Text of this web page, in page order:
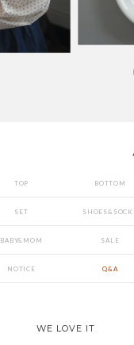
TOP BOTTOM
SET
BABY&MOM SALE
NOTICE Q&A
WE LOVE IT